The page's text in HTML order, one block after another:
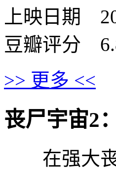
上映日期
豆瓣评分
>> 更多 <<
丧尸宇宙2
在强大丧